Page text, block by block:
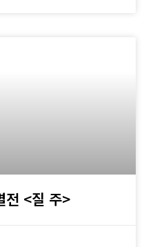
전 <질 주>